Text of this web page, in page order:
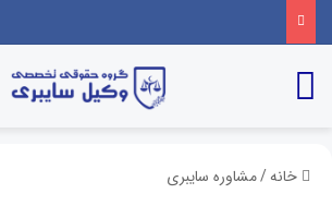
خانه/مشاوره سایبری